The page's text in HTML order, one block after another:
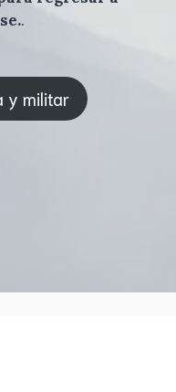
.
y militar